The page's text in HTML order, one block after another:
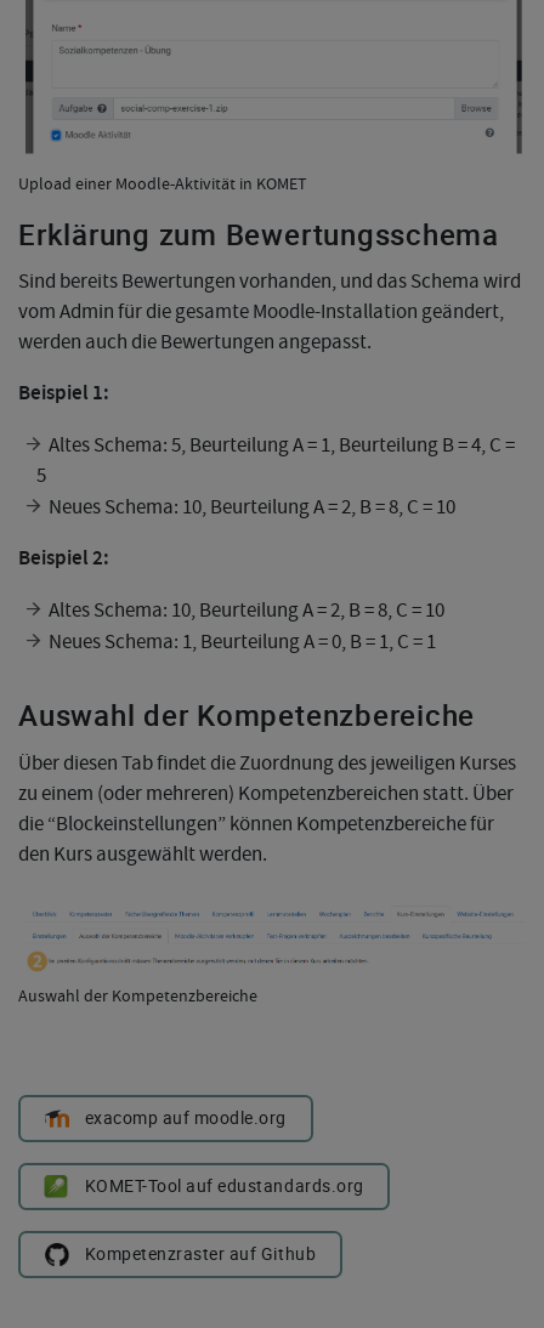
Upload einer Moodle-Aktivität in KOMET
Erklärung zum Bewertungsschema
Sind bereits Bewertungen vorhanden, und das Schema wird
vom Admin für die gesamte Moodle-Installation geändert,
werden auch die Bewertungen angepasst.
Beispiel 1:
Altes Schema: 5, Beurteilung A = 1, Beurteilung B = 4, C =
5
Neues Schema: 10, Beurteilung A = 2, B = 8, C = 10
Beispiel 2:
Altes Schema: 10, Beurteilung A = 2, B = 8, C = 10
Neues Schema: 1, Beurteilung A = 0, B = 1, C = 1
Auswahl der Kompetenzbereiche
Über diesen Tab findet die Zuordnung des jeweiligen Kurses
zu einem (oder mehreren) Kompetenzbereichen statt. Über
die “Blockeinstellungen” können Kompetenzbereiche für
den Kurs ausgewählt werden.
Auswahl der Kompetenzbereiche
exacomp auf moodle.org
KOMET-Tool auf edustandards.org
Kompetenzraster auf Github